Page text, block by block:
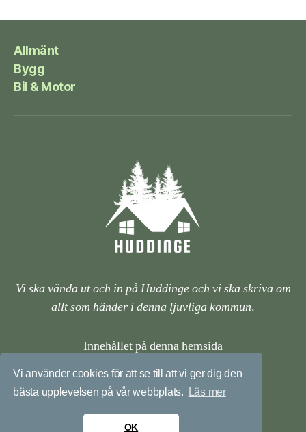
Vi använder cookies för att se till att vi ger dig den
bästa upplevelsen på vår webbplats.
Läs mer
OK
Allmänt
Bygg
Bil & Motor
Vi ska vända ut och in på Huddinge och vi ska skriva om
allt som händer i denna ljuvliga kommun.
Innehållet på denna hemsida